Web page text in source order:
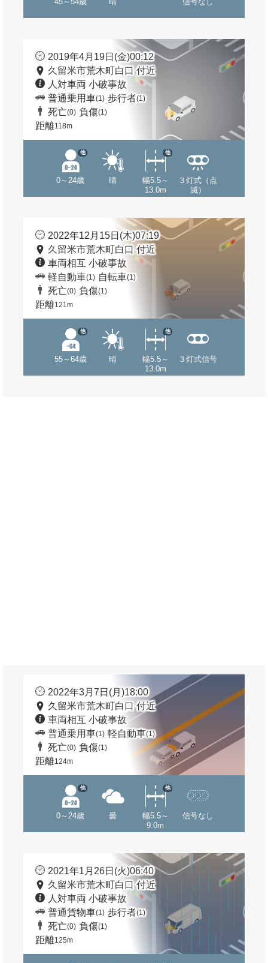
2019年4月19日(金)00:12
久留米市荒木町白口 付近
人対車両 小破事故
普通乗用車(1) 歩行者(1)
死亡(0) 負傷(1)
距離118m
0～24歳
他
晴
幅5.5～
13.0m
他
３灯式（点
滅）
2022年12月15日(木)07:19
久留米市荒木町白口 付近
車両相互 小破事故
軽自動車(1) 自転車(1)
死亡(0) 負傷(1)
距離121m
55～64歳
他
晴
幅5.5～
13.0m
他
３灯式信号
2022年3月7日(月)18:00
久留米市荒木町白口 付近
車両相互 小破事故
普通乗用車(1) 軽自動車(1)
死亡(0) 負傷(1)
距離124m
0～24歳
他
曇
幅5.5～
9.0m
他
信号なし
2021年1月26日(火)06:40
久留米市荒木町白口 付近
人対車両 小破事故
普通貨物車(1) 歩行者(1)
死亡(0) 負傷(1)
距離125m